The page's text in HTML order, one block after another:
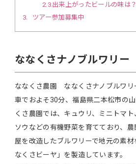
2.3出来上がったビールの味は？
3
ツアー参加募集中
ななくさナノブルワリー
ななくさ農園 ななくさナノブルワリ
車でおよそ30分、福島県二本松市の
くさ農園では、キュウリ、ミニトマ
ソウなどの有機野菜を育てており、
屋を改造したブルワリーで地元の素
なくさビーヤ」を製造しています。